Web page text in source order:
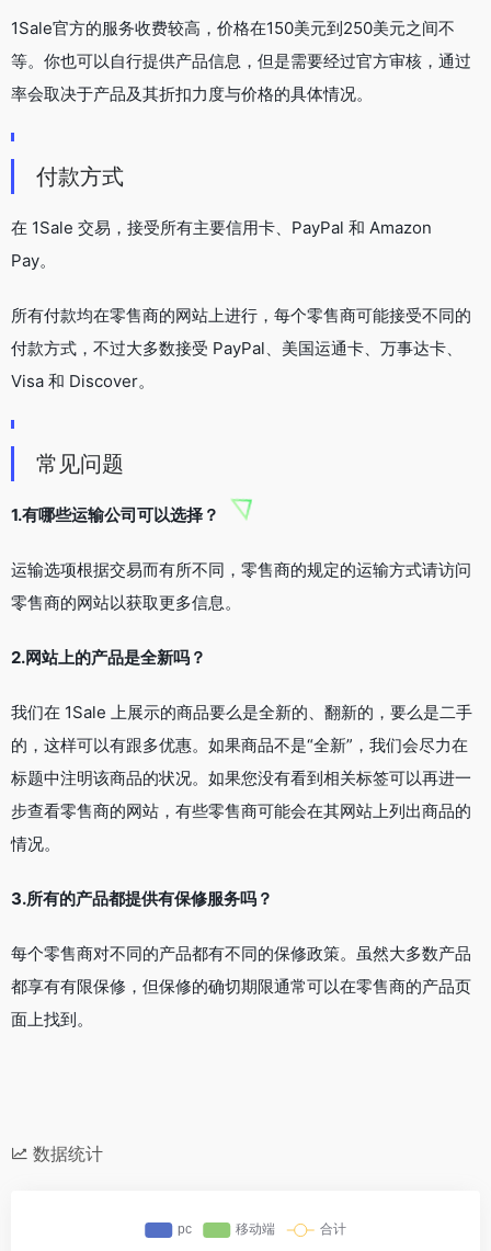
1Sale官方的服务收费较高，价格在150美元到250美元之间不
等。你也可以自行提供产品信息，但是需要经过官方审核，通过
率会取决于产品及其折扣力度与价格的具体情况。
付款方式
在 1Sale 交易，接受所有主要信用卡、PayPal 和 Amazon
Pay。
所有付款均在零售商的网站上进行，每个零售商可能接受不同的
付款方式，不过大多数接受 PayPal、美国运通卡、万事达卡、
Visa 和 Discover。
常见问题
1.有哪些运输公司可以选择？
运输选项根据交易而有所不同，零售商的规定的运输方式请访问
零售商的网站以获取更多信息。
2.网站上的产品是全新吗？
我们在 1Sale 上展示的商品要么是全新的、翻新的，要么是二手
的，这样可以有跟多优惠。如果商品不是“全新”，我们会尽力在
标题中注明该商品的状况。如果您没有看到相关标签可以再进一
步查看零售商的网站，有些零售商可能会在其网站上列出商品的
情况。
3.所有的产品都提供有保修服务吗？
每个零售商对不同的产品都有不同的保修政策。虽然大多数产品
都享有有限保修，但保修的确切期限通常可以在零售商的产品页
面上找到。
数据统计